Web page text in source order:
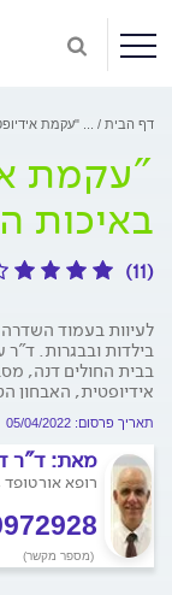
דף הבית "עקמת
"עקמת
באיכות
(11)
לעיוות בעמוד השדרה
בילדות ובבגרות. ד"ר
בבית החולים דנה,
אידיופטית, האבחון
תאריך פרסום: 05/04/2022
מאת: ד"ר
רופא
(מספר מקשר)